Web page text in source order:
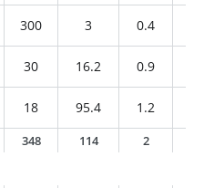
300 3 0.4
30 16.2 0.9
18 95.4 1.2
348 114 2